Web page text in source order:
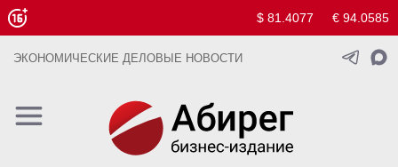
$ 81.4077 € 94.0585
ЭКОНОМИЧЕСКИЕ ДЕЛОВЫЕ НОВОСТИ